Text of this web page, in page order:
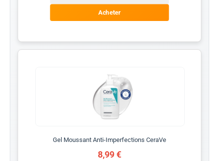
Acheter
Gel Moussant Anti-Imperfections CeraVe
8,99 €